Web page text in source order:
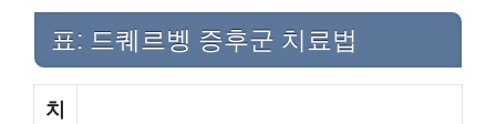
표: 드퀘르벵 증후군 치료법
치